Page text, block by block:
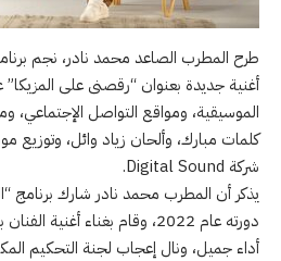
طرح المطرب الصاعد محمد نادر، نجم
أغنية جديدة بعنوان “رقصنى على
الموسيقية، ومواقع التواصل الإجتماعي،
كلمات مبارك، وألحان زياد وائل،
شركة Digital Sound.
يذكر أن المطرب محمد نادر شارك برنامج
دورته عام 2022، وقام بغناء
أداء جميل، ونال إعجاب لجنة التحكيم